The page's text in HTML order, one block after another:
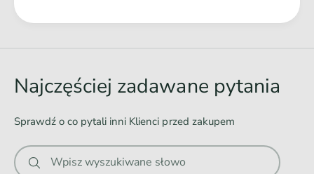
w
i
e
Najczęściej zadawane pytania
Sprawdź o co pytali inni Klienci przed zakupem
Wpisz wyszukiwane słowo